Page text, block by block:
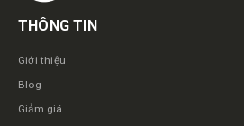
THÔNG TIN
Giới thiệu
Blog
Giảm giá